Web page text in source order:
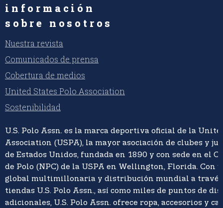
información
sobre nosotros
Nuestra revista
Comunicados de prensa
Cobertura de medios
United States Polo Association
Sostenibilidad
U.S. Polo Assn. es la marca deportiva oficial de la
Association (USPA), la mayor asociación de clubes y
de Estados Unidos, fundada en 1890 y con sede en el
de Polo (NPC) de la USPA en Wellington, Florida. Con
global multimillonaria y distribución mundial a través
tiendas U.S. Polo Assn., así como miles de puntos de
adicionales, U.S. Polo Assn. ofrece ropa, accesorios y